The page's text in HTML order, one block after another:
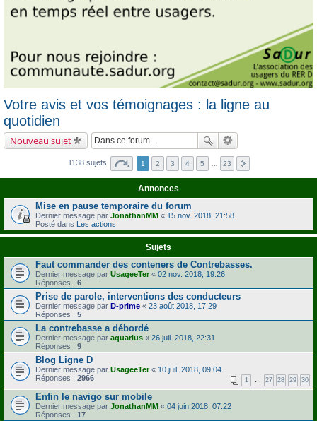
Votre avis et vos témoignages : la ligne au
quotidien
Nouveau sujet
1138 sujets 1 2 3 4 5 23
Annonces
Mise en pause temporaire du forum
Dernier message par JonathanMM « 15 nov. 2018, 21:58
Posté dans Les actions
Sujets
Faut commander des conteners de Contrebasses.
Dernier message par UsageeTer « 02 nov. 2018, 19:26
Réponses : 6
Prise de parole, interventions des conducteurs
Dernier message par D-prime « 23 août 2018, 17:29
Réponses : 5
La contrebasse a débordé
Dernier message par aquarius « 26 juil. 2018, 22:31
Réponses : 9
Blog Ligne D
Dernier message par UsageeTer« 10 juil. 2018, 09:04
Réponses : 2966 1 27 28 29 30
Enfin le navigo sur mobile
Dernier message par JonathanMM « 04 juin 2018, 07:22
Réponses : 17